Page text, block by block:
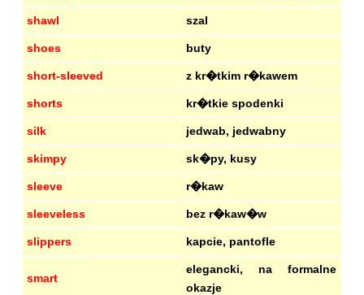
shawl szal
shoes buty
short-sleeved z kr�tkim r�kawem
shorts kr�tkie spodenki
silk jedwab, jedwabny
skimpy sk�py, kusy
sleeve r�kaw
sleeveless bez r�kaw�w
slippers kapcie, pantofle
smart
elegancki, na formalne
okazje